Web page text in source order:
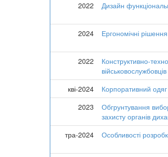
2022 Дизайн
2024
Ергономічні
2022
Конструктивно-
військовослужбовців
кві-2024 Корпоративний
2023
Обгрунтування
захисту органів
тра-2024
Особливості